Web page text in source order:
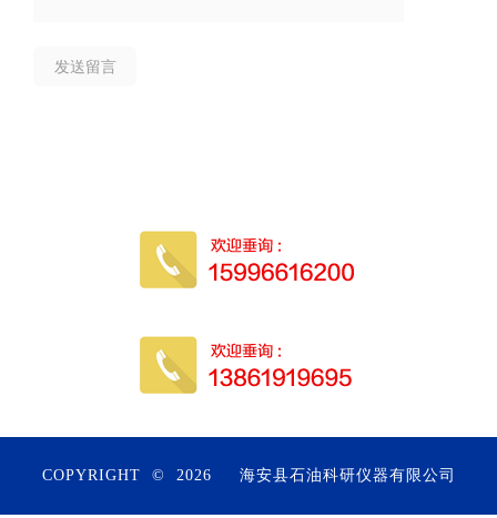
COPYRIGHT © 2026 海安县石油科研仪器有限公司